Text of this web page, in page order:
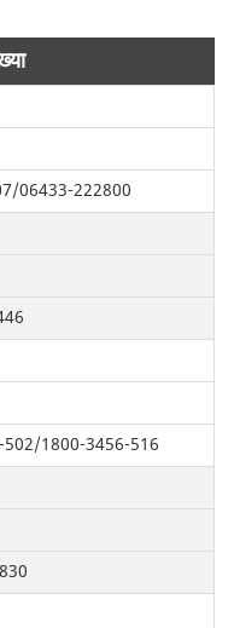
06433-222800
1800-3456-516